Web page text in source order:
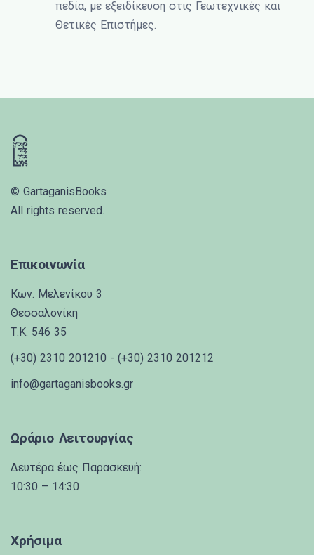
πεδία, με εξειδίκευση στις Γεωτεχνικές και
Θετικές Επιστήμες.
© GartaganisBooks
All rights reserved.
Επικοινωνία
Κων. Μελενίκου 3
Θεσσαλονίκη
Τ.Κ. 546 35
(+30) 2310 201210 - (+30) 2310 201212
info@gartaganisbooks.gr
Ωράριο Λειτουργίας
Δευτέρα έως Παρασκευή:
10:30 – 14:30
Χρήσιμα